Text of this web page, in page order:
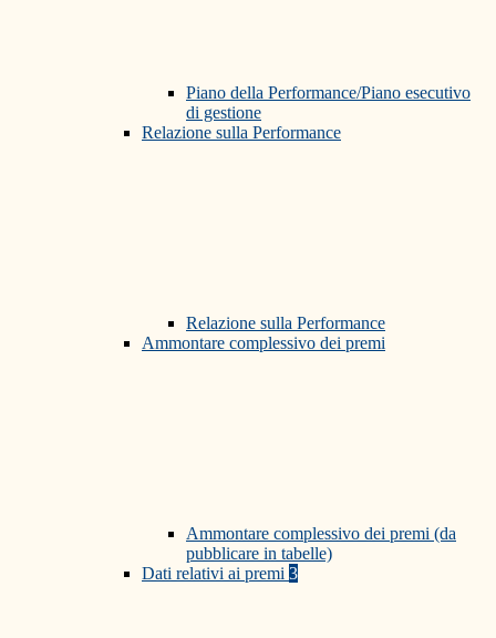
Piano della Performance/Piano esecutivo
di gestione
Relazione sulla Performance
Relazione sulla Performance
Ammontare complessivo dei premi
Ammontare complessivo dei premi (da
pubblicare in tabelle)
Dati relativi ai premi 3